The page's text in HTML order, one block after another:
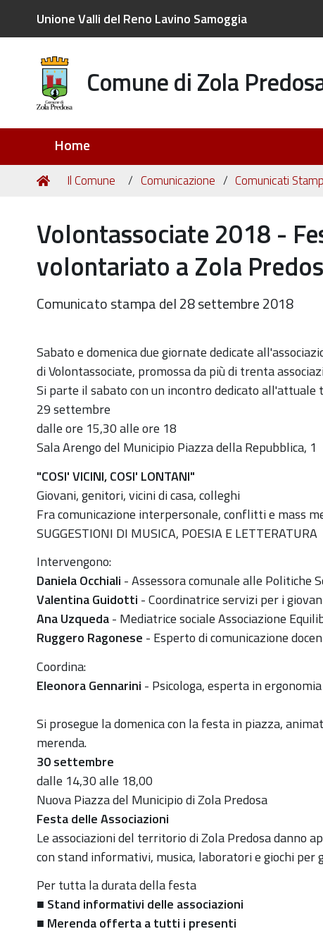
Unione Valli del Reno Lavino Samoggia
Comune di Zola
Home
Tu
Home
Il Comune Comunicazione Comunicati
Volontassociate 2018 -
volontariato a Zola
Comunicato stampa del 28 settembre 2018
Sabato e domenica due giornate dedicate
di Volontassociate, promossa da più di trenta
Si parte il sabato con un incontro dedicato
29 settembre
dalle ore 15,30 alle ore 18
Sala Arengo del Municipio Piazza della Repubblica, 1
"COSI' VICINI, COSI' LONTANI"
Giovani, genitori, vicini di casa, colleghi
Fra comunicazione interpersonale, conflitti e mass
SUGGESTIONI DI MUSICA, POESIA E LETTERATURA
Intervengono:
Daniela Occhiali - Assessora comunale alle Politiche
Valentina Guidotti - Coordinatrice servizi per i
Ana Uzqueda- Mediatrice sociale Associazione
Ruggero Ragonese - Esperto di comunicazione
Coordina:
Eleonora Gennarini - Psicologa, esperta in
Si prosegue la domenica con la festa in piazza,
merenda.
30 settembre
dalle 14,30 alle 18,00
Nuova Piazza del Municipio di Zola Predosa
Festa delle Associazioni
Le associazioni del territorio di Zola Predosa danno
con stand informativi, musica, laboratori e giochi per
Per tutta la durata della festa
■ Stand informativi delle associazioni
■ Merenda offerta a tutti i presenti